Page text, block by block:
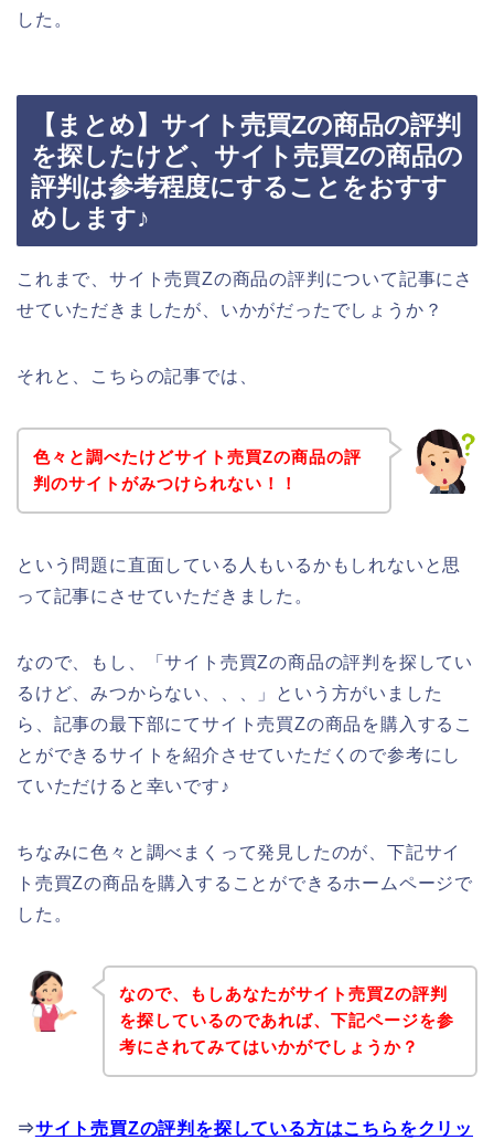
した。
【まとめ】サイト売買Zの商品の評判
を探したけど、サイト売買Zの商品の
評判は参考程度にすることをおすす
めします♪
これまで、サイト売買Zの商品の評判について記事にさ
せていただきましたが、いかがだったでしょうか？
それと、こちらの記事では、
色々と調べたけどサイト売買Zの商品の評
判のサイトがみつけられない！！
という問題に直面している人もいるかもしれないと思
って記事にさせていただきました。
なので、もし、「サイト売買Zの商品の評判を探してい
るけど、みつからない、、、」という方がいました
ら、記事の最下部にてサイト売買Zの商品を購入するこ
とができるサイトを紹介させていただくので参考にし
ていただけると幸いです♪
ちなみに色々と調べまくって発見したのが、下記サイ
ト売買Zの商品を購入することができるホームページで
した。
なので、もしあなたがサイト売買Zの評判
を探しているのであれば、下記ページを参
考にされてみてはいかがでしょうか？
⇒サイト売買Zの評判を探している方はこちらをクリッ